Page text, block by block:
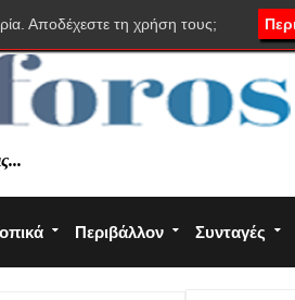
Περιβάλλον Συνταγές
Αποδέχεστε τη χρήση τους;